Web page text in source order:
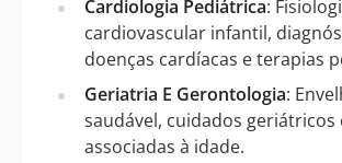
Cardiologia Pediátrica:
cardiovascular infantil,
doenças cardíacas e terapias
Geriatria E Gerontologia:
saudável, cuidados geriátricos
associadas à idade.